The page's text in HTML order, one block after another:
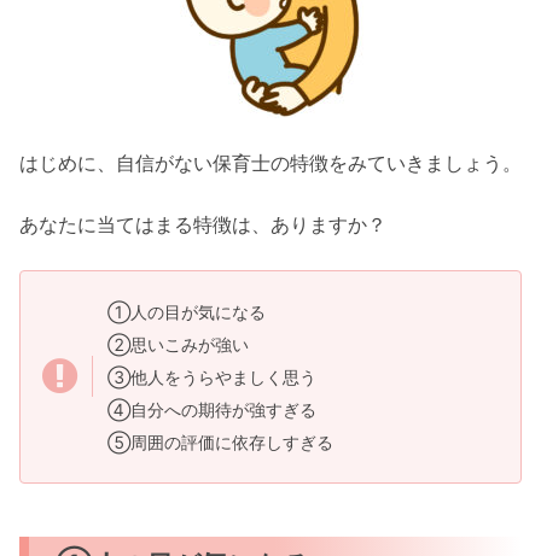
はじめに、自信がない保育士の特徴をみていきましょう。
あなたに当てはまる特徴は、ありますか？
①人の目が気になる
②思いこみが強い
③他人をうらやましく思う
④自分への期待が強すぎる
⑤周囲の評価に依存しすぎる